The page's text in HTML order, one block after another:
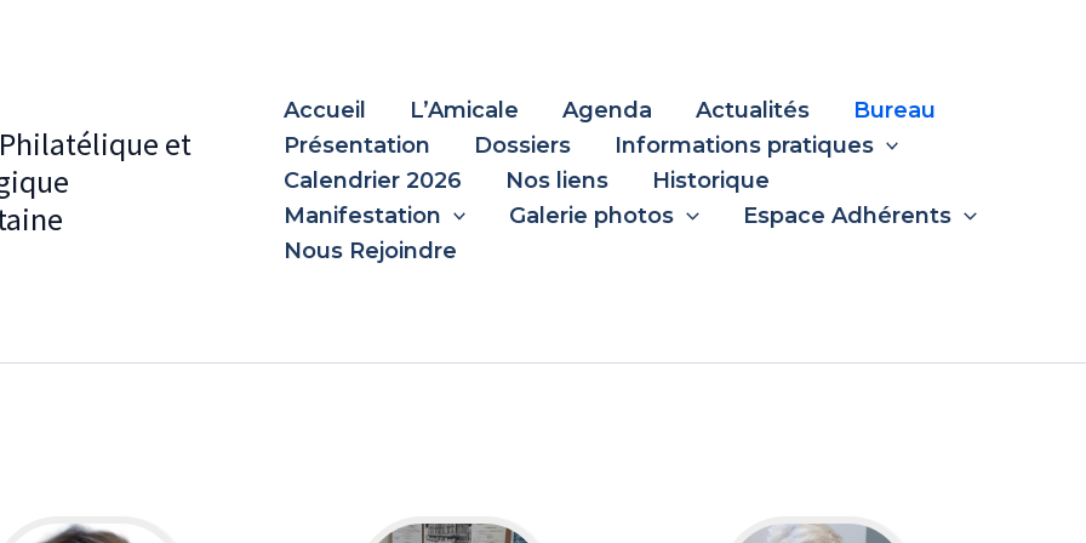
et
Accueil L’Amicale Agenda Actualités
Bureau
Présentation
Dossiers
Informations pratiques
Calendrier 2026
Nos liens
Historique
Manifestation
Galerie photos
Espace Adhérents
Nous Rejoindre